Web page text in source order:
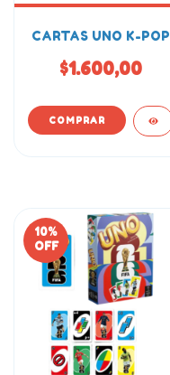
CARTAS UNO K-POP
$1.600,00
10%
OFF